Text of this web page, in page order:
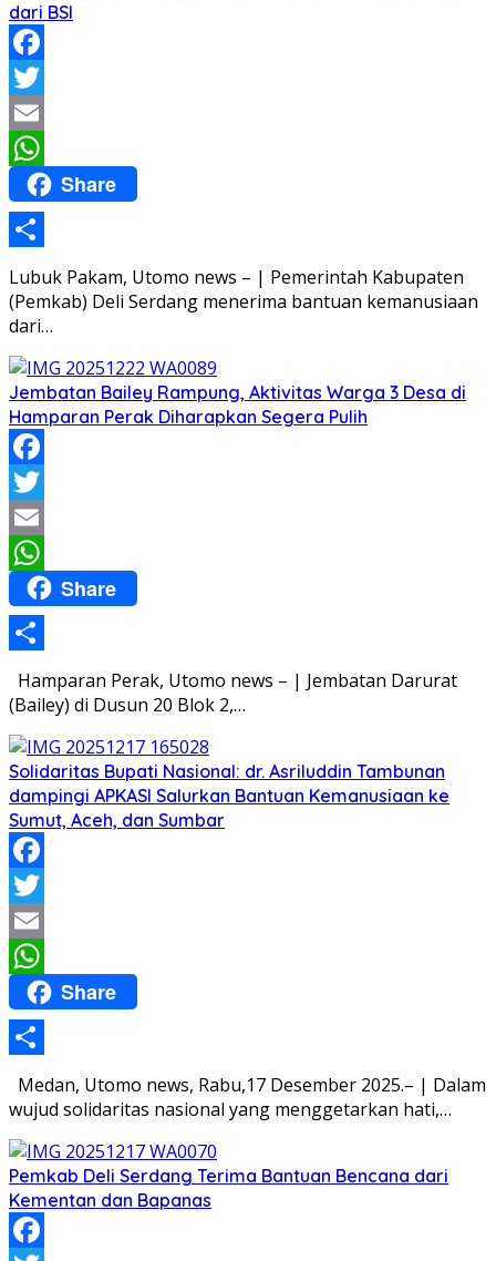
dari BSI
Facebook
Twitter
Email
WhatsApp
Share
Share
Lubuk Pakam, Utomo news – | Pemerintah Kabupaten
(Pemkab) Deli Serdang menerima bantuan kemanusiaan
dari…
Jembatan Bailey Rampung, Aktivitas Warga 3 Desa di
Hamparan Perak Diharapkan Segera Pulih
Facebook
Twitter
Email
WhatsApp
Share
Share
Hamparan Perak, Utomo news – | Jembatan Darurat
(Bailey) di Dusun 20 Blok 2,…
Solidaritas Bupati Nasional: dr. Asriluddin Tambunan
dampingi APKASI Salurkan Bantuan Kemanusiaan ke
Sumut, Aceh, dan Sumbar
Facebook
Twitter
Email
WhatsApp
Share
Share
Medan, Utomo news, Rabu,17 Desember 2025.– | Dalam
wujud solidaritas nasional yang menggetarkan hati,…
Pemkab Deli Serdang Terima Bantuan Bencana dari
Kementan dan Bapanas